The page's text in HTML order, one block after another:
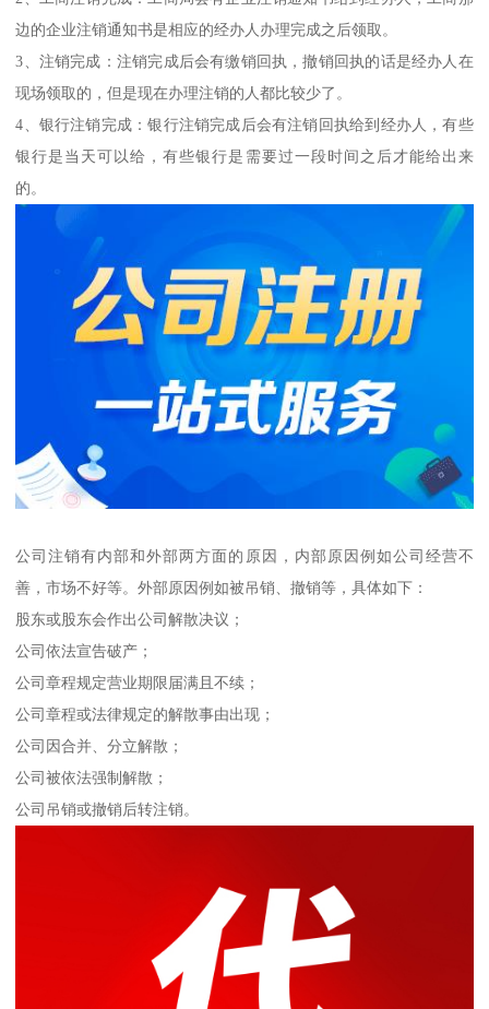
边的企业注销通知书是相应的经办人办理完成之后领取。
3、注销完成：注销完成后会有缴销回执，撤销回执的话是经办人在
现场领取的，但是现在办理注销的人都比较少了。
4、银行注销完成：银行注销完成后会有注销回执给到经办人，有些
银行是当天可以给，有些银行是需要过一段时间之后才能给出来
的。
公司注销有内部和外部两方面的原因，内部原因例如公司经营不
善，市场不好等。外部原因例如被吊销、撤销等，具体如下：
股东或股东会作出公司解散决议；
公司依法宣告破产；
公司章程规定营业期限届满且不续；
公司章程或法律规定的解散事由出现；
公司因合并、分立解散；
公司被依法强制解散；
公司吊销或撤销后转注销。